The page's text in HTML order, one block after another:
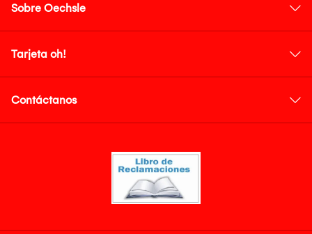
Sobre Oechsle
Tarjeta oh!
Contáctanos